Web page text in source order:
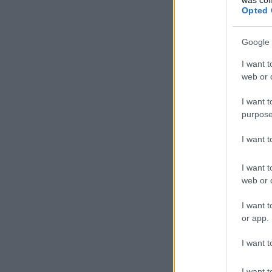
Opted
Google
I want
web or
I want
I want
I want
web or
I want
or app.
I want